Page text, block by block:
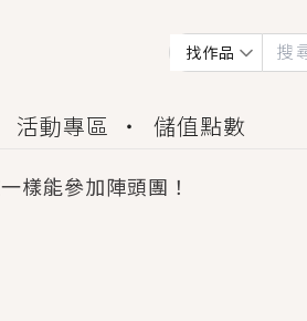
找作品
活動專區 儲值點數
樣能參加陣頭團！
專屬服務與獨享福利！
妻火葬場！前夫失憶移情別